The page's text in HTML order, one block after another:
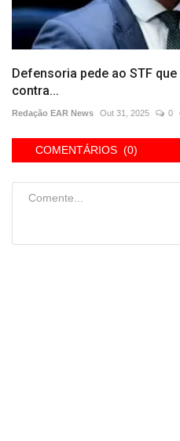
Defensoria pede ao STF
contra...
Redação EAR News Out 31, 2025 0
COMENTÁRIOS (0)